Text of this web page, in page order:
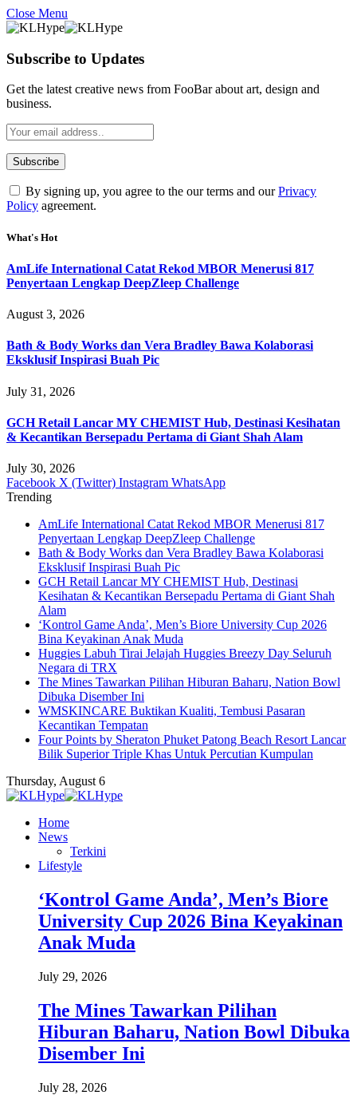
Close Menu
Subscribe to Updates
Get the latest creative news from FooBar about art, design and
business.
By signing up, you agree to the our terms and ourPrivacy
Policy agreement.
What's Hot
AmLife International Catat Rekod MBOR Menerusi 817
Penyertaan Lengkap DeepZleep Challenge
August 3, 2026
Bath & Body Works dan Vera Bradley Bawa Kolaborasi
Eksklusif Inspirasi Buah Pic
July 31, 2026
GCH Retail Lancar MY CHEMIST Hub, Destinasi Kesihatan
& Kecantikan Bersepadu Pertama di Giant Shah Alam
July 30, 2026
Facebook X (Twitter) Instagram WhatsApp
Trending
AmLife International Catat Rekod MBOR Menerusi 817
Penyertaan Lengkap DeepZleep Challenge
Bath & Body Works dan Vera Bradley Bawa Kolaborasi
Eksklusif Inspirasi Buah Pic
GCH Retail Lancar MY CHEMIST Hub, Destinasi
Kesihatan & Kecantikan Bersepadu Pertama di Giant Shah
Alam
‘Kontrol Game Anda’, Men’s Biore University Cup 2026
Bina Keyakinan Anak Muda
Huggies Labuh Tirai Jelajah Huggies Breezy Day Seluruh
Negara di TRX
The Mines Tawarkan Pilihan Hiburan Baharu, Nation Bowl
Dibuka Disember Ini
WMSKINCARE Buktikan Kualiti, Tembusi Pasaran
Kecantikan Tempatan
Four Points by Sheraton Phuket Patong Beach Resort Lancar
Bilik Superior Triple Khas Untuk Percutian Kumpulan
Thursday, August 6
Home
News
Terkini
Lifestyle
‘Kontrol Game Anda’, Men’s Biore
University Cup 2026 Bina Keyakinan
Anak Muda
July 29, 2026
The Mines Tawarkan Pilihan
Hiburan Baharu, Nation Bowl Dibuka
Disember Ini
July 28, 2026